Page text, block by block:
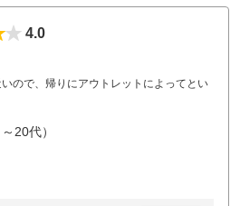
4.0
ので、帰りにアウトレットによってとい
20代）